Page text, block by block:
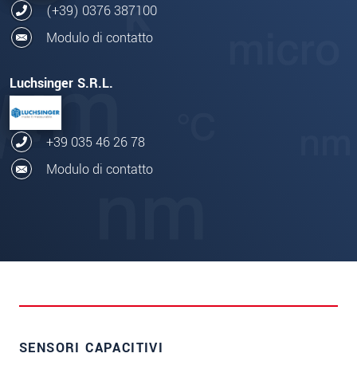
(+39) 0376 387100
Modulo di contatto
Luchsinger S.R.L.
+39 035 46 26 78
Modulo di contatto
SENSORI CAPACITIVI